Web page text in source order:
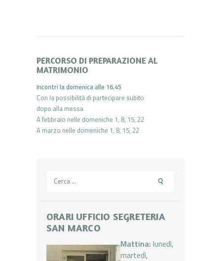
PERCORSO DI PREPARAZIONE AL
MATRIMONIO
Incontri la domenica alle 16.45
Con la possibilità di partecipare subito
dopo alla messa
A febbraio nelle domeniche 1, 8, 15, 22
A marzo nelle domeniche 1, 8, 15, 22
per:
ORARI UFFICIO SEGRETERIA
SAN MARCO
Mattina: lunedì,
martedì,